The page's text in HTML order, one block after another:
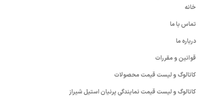
خانه
تماس با ما
درباره ما
قوانین و مقررات
کاتالوگ و لیست قیمت محصولات
کاتالوگ و لیست قیمت نمایندگی پرنیان استیل شیراز